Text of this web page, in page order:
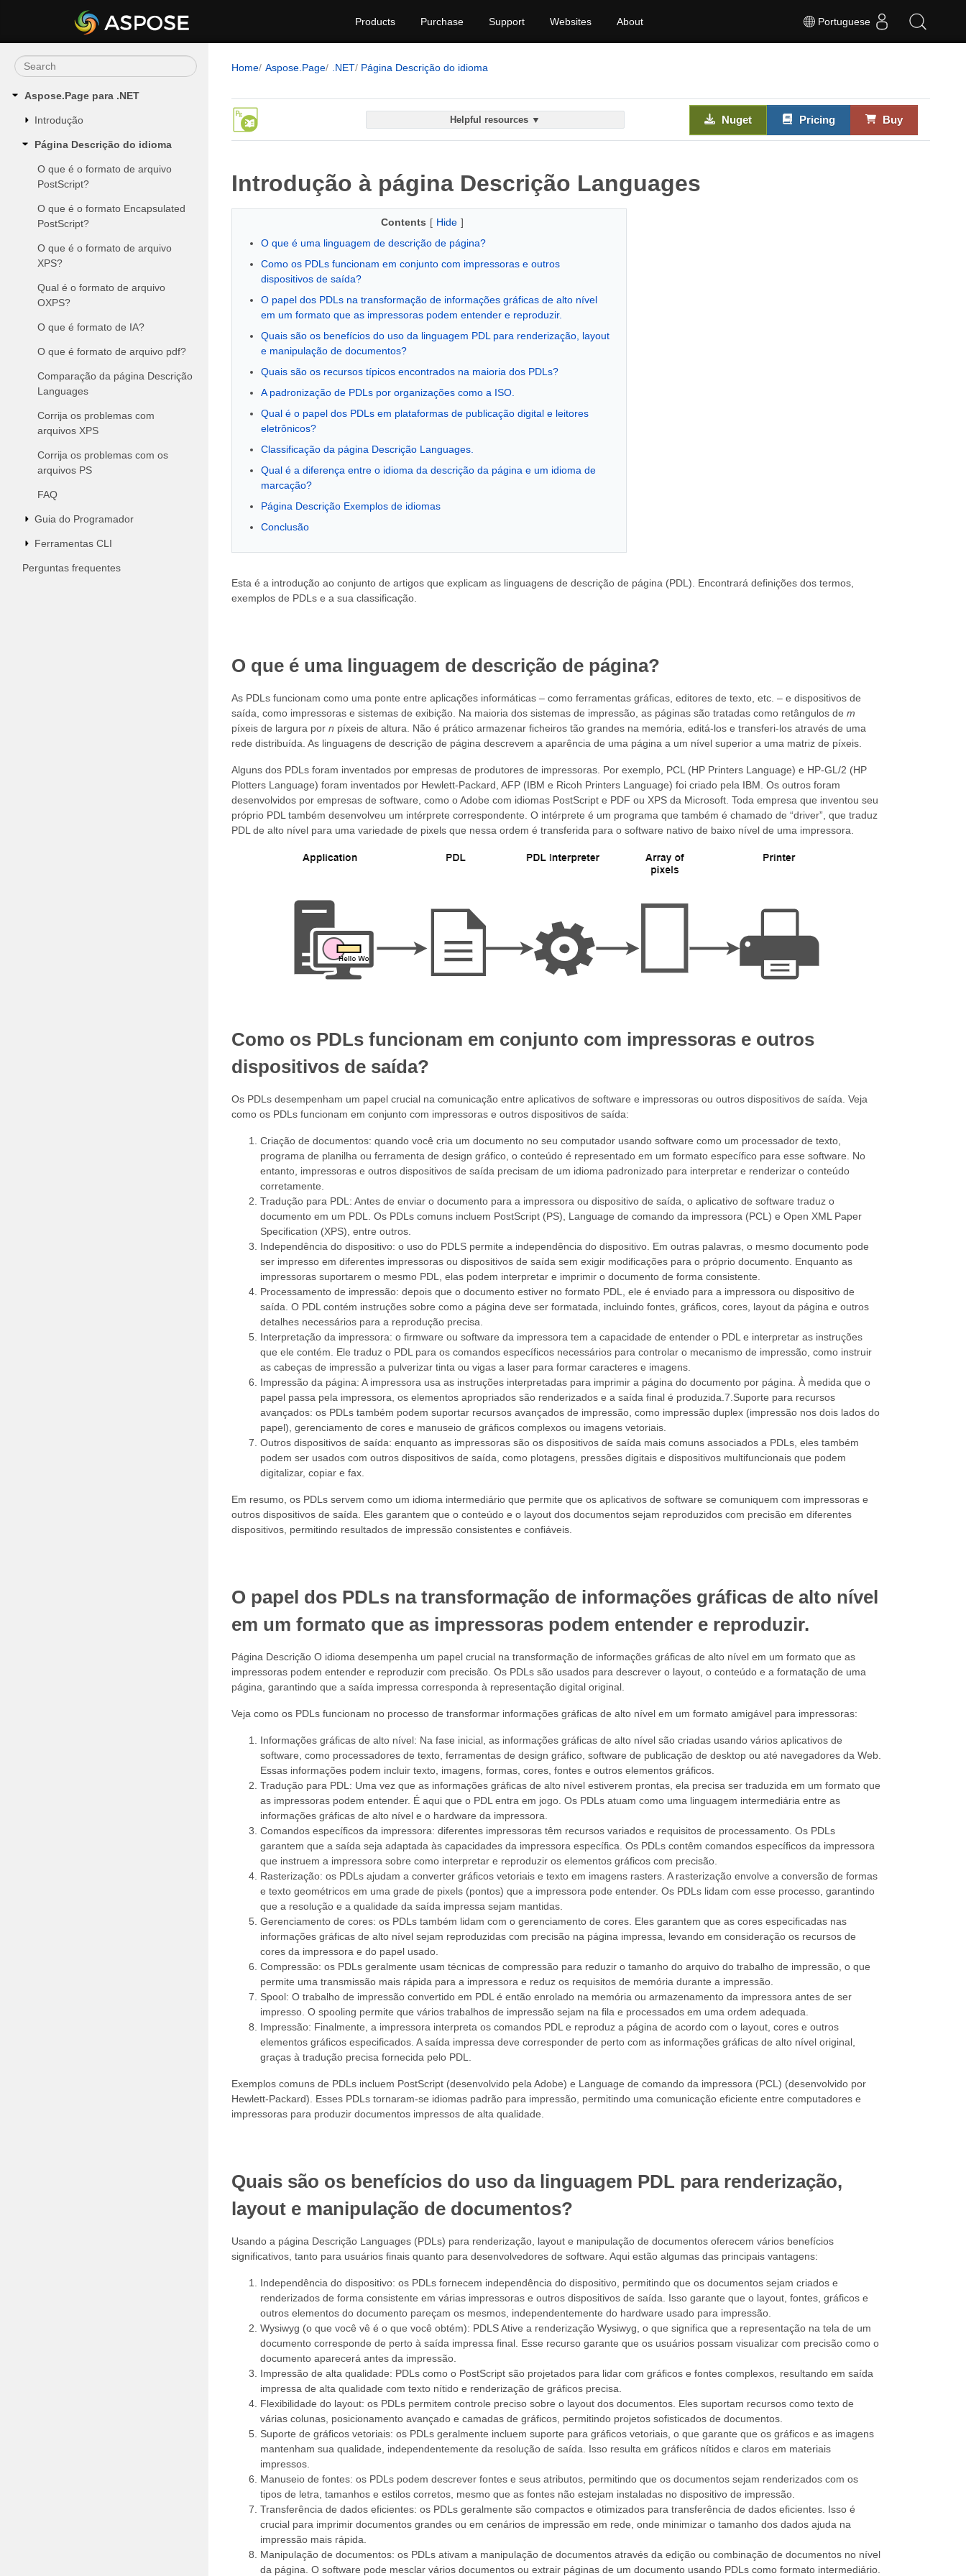
Portuguese
Products Purchase Support Websites About
Aspose.Page para .NET
Introdução
Página Descrição do idioma
O que é o formato de arquivo
PostScript?
O que é o formato Encapsulated
PostScript?
O que é o formato de arquivo
XPS?
Qual é o formato de arquivo
OXPS?
O que é formato de IA?
O que é formato de arquivo pdf?
Comparação da página Descrição
Languages
Corrija os problemas com
arquivos XPS
Corrija os problemas com os
arquivos PS
FAQ
Guia do Programador
Ferramentas CLI
Perguntas frequentes
Home Aspose.Page .NET Página Descrição do idioma
Helpful resources ▼ Nuget Pricing Buy
Introdução à página Descrição Languages
Contents [ Hide ]
O que é uma linguagem de descrição de página?
Como os PDLs funcionam em conjunto com impressoras e outros
dispositivos de saída?
O papel dos PDLs na transformação de informações gráficas de alto nível
em um formato que as impressoras podem entender e reproduzir.
Quais são os benefícios do uso da linguagem PDL para renderização, layout
e manipulação de documentos?
Quais são os recursos típicos encontrados na maioria dos PDLs?
A padronização de PDLs por organizações como a ISO.
Qual é o papel dos PDLs em plataformas de publicação digital e leitores
eletrônicos?
Classificação da página Descrição Languages.
Qual é a diferença entre o idioma da descrição da página e um idioma de
marcação?
Página Descrição Exemplos de idiomas
Conclusão
Esta é a introdução ao conjunto de artigos que explicam as linguagens de descrição de página (PDL). Encontrará definições dos termos,
exemplos de PDLs e a sua classificação.
O que é uma linguagem de descrição de página?
As PDLs funcionam como uma ponte entre aplicações informáticas – como ferramentas gráficas, editores de texto, etc. – e dispositivos de
saída, como impressoras e sistemas de exibição. Na maioria dos sistemas de impressão, as páginas são tratadas como retângulos de m
píxeis de largura por n píxeis de altura. Não é prático armazenar ficheiros tão grandes na memória, editá‑los e transferi‑los através de uma
rede distribuída. As linguagens de descrição de página descrevem a aparência de uma página a um nível superior a uma matriz de píxeis.
Alguns dos PDLs foram inventados por empresas de produtores de impressoras. Por exemplo, PCL (HP Printers Language) e HP-GL/2 (HP
Plotters Language) foram inventados por Hewlett-Packard, AFP (IBM e Ricoh Printers Language) foi criado pela IBM. Os outros foram
desenvolvidos por empresas de software, como o Adobe com idiomas PostScript e PDF ou XPS da Microsoft. Toda empresa que inventou seu
próprio PDL também desenvolveu um intérprete correspondente. O intérprete é um programa que também é chamado de “driver”, que traduz
PDL de alto nível para uma variedade de pixels que nessa ordem é transferida para o software nativo de baixo nível de uma impressora.
Como os PDLs funcionam em conjunto com impressoras e outros
dispositivos de saída?
Os PDLs desempenham um papel crucial na comunicação entre aplicativos de software e impressoras ou outros dispositivos de saída. Veja
como os PDLs funcionam em conjunto com impressoras e outros dispositivos de saída:
Criação de documentos: quando você cria um documento no seu computador usando software como um processador de texto,
programa de planilha ou ferramenta de design gráfico, o conteúdo é representado em um formato específico para esse software. No
entanto, impressoras e outros dispositivos de saída precisam de um idioma padronizado para interpretar e renderizar o conteúdo
corretamente.
Tradução para PDL: Antes de enviar o documento para a impressora ou dispositivo de saída, o aplicativo de software traduz o
documento em um PDL. Os PDLs comuns incluem PostScript (PS), Language de comando da impressora (PCL) e Open XML Paper
Specification (XPS), entre outros.
Independência do dispositivo: o uso do PDLS permite a independência do dispositivo. Em outras palavras, o mesmo documento pode
ser impresso em diferentes impressoras ou dispositivos de saída sem exigir modificações para o próprio documento. Enquanto as
impressoras suportarem o mesmo PDL, elas podem interpretar e imprimir o documento de forma consistente.
Processamento de impressão: depois que o documento estiver no formato PDL, ele é enviado para a impressora ou dispositivo de
saída. O PDL contém instruções sobre como a página deve ser formatada, incluindo fontes, gráficos, cores, layout da página e outros
detalhes necessários para a reprodução precisa.
Interpretação da impressora: o firmware ou software da impressora tem a capacidade de entender o PDL e interpretar as instruções
que ele contém. Ele traduz o PDL para os comandos específicos necessários para controlar o mecanismo de impressão, como instruir
as cabeças de impressão a pulverizar tinta ou vigas a laser para formar caracteres e imagens.
Impressão da página: A impressora usa as instruções interpretadas para imprimir a página do documento por página. À medida que o
papel passa pela impressora, os elementos apropriados são renderizados e a saída final é produzida.7.Suporte para recursos
avançados: os PDLs também podem suportar recursos avançados de impressão, como impressão duplex (impressão nos dois lados do
papel), gerenciamento de cores e manuseio de gráficos complexos ou imagens vetoriais.
Outros dispositivos de saída: enquanto as impressoras são os dispositivos de saída mais comuns associados a PDLs, eles também
podem ser usados ​​com outros dispositivos de saída, como plotagens, pressões digitais e dispositivos multifuncionais que podem
digitalizar, copiar e fax.
Em resumo, os PDLs servem como um idioma intermediário que permite que os aplicativos de software se comuniquem com impressoras e
outros dispositivos de saída. Eles garantem que o conteúdo e o layout dos documentos sejam reproduzidos com precisão em diferentes
dispositivos, permitindo resultados de impressão consistentes e confiáveis.
O papel dos PDLs na transformação de informações gráficas de alto nível
em um formato que as impressoras podem entender e reproduzir.
Página Descrição O idioma desempenha um papel crucial na transformação de informações gráficas de alto nível em um formato que as
impressoras podem entender e reproduzir com precisão. Os PDLs são usados ​​para descrever o layout, o conteúdo e a formatação de uma
página, garantindo que a saída impressa corresponda à representação digital original.
Veja como os PDLs funcionam no processo de transformar informações gráficas de alto nível em um formato amigável para impressoras:
Informações gráficas de alto nível: Na fase inicial, as informações gráficas de alto nível são criadas usando vários aplicativos de
software, como processadores de texto, ferramentas de design gráfico, software de publicação de desktop ou até navegadores da Web.
Essas informações podem incluir texto, imagens, formas, cores, fontes e outros elementos gráficos.
Tradução para PDL: Uma vez que as informações gráficas de alto nível estiverem prontas, ela precisa ser traduzida em um formato que
as impressoras podem entender. É aqui que o PDL entra em jogo. Os PDLs atuam como uma linguagem intermediária entre as
informações gráficas de alto nível e o hardware da impressora.
Comandos específicos da impressora: diferentes impressoras têm recursos variados e requisitos de processamento. Os PDLs
garantem que a saída seja adaptada às capacidades da impressora específica. Os PDLs contêm comandos específicos da impressora
que instruem a impressora sobre como interpretar e reproduzir os elementos gráficos com precisão.
Rasterização: os PDLs ajudam a converter gráficos vetoriais e texto em imagens rasters. A rasterização envolve a conversão de formas
e texto geométricos em uma grade de pixels (pontos) que a impressora pode entender. Os PDLs lidam com esse processo, garantindo
que a resolução e a qualidade da saída impressa sejam mantidas.
Gerenciamento de cores: os PDLs também lidam com o gerenciamento de cores. Eles garantem que as cores especificadas nas
informações gráficas de alto nível sejam reproduzidas com precisão na página impressa, levando em consideração os recursos de
cores da impressora e do papel usado.
Compressão: os PDLs geralmente usam técnicas de compressão para reduzir o tamanho do arquivo do trabalho de impressão, o que
permite uma transmissão mais rápida para a impressora e reduz os requisitos de memória durante a impressão.
Spool: O trabalho de impressão convertido em PDL é então enrolado na memória ou armazenamento da impressora antes de ser
impresso. O spooling permite que vários trabalhos de impressão sejam na fila e processados ​​em uma ordem adequada.
Impressão: Finalmente, a impressora interpreta os comandos PDL e reproduz a página de acordo com o layout, cores e outros
elementos gráficos especificados. A saída impressa deve corresponder de perto com as informações gráficas de alto nível original,
graças à tradução precisa fornecida pelo PDL.
Exemplos comuns de PDLs incluem PostScript (desenvolvido pela Adobe) e Language de comando da impressora (PCL) (desenvolvido por
Hewlett-Packard). Esses PDLs tornaram-se idiomas padrão para impressão, permitindo uma comunicação eficiente entre computadores e
impressoras para produzir documentos impressos de alta qualidade.
Quais são os benefícios do uso da linguagem PDL para renderização,
layout e manipulação de documentos?
Usando a página Descrição Languages ​​(PDLs) para renderização, layout e manipulação de documentos oferecem vários benefícios
significativos, tanto para usuários finais quanto para desenvolvedores de software. Aqui estão algumas das principais vantagens:
Independência do dispositivo: os PDLs fornecem independência do dispositivo, permitindo que os documentos sejam criados e
renderizados de forma consistente em várias impressoras e outros dispositivos de saída. Isso garante que o layout, fontes, gráficos e
outros elementos do documento pareçam os mesmos, independentemente do hardware usado para impressão.
Wysiwyg (o que você vê é o que você obtém): PDLS Ative a renderização Wysiwyg, o que significa que a representação na tela de um
documento corresponde de perto à saída impressa final. Esse recurso garante que os usuários possam visualizar com precisão como o
documento aparecerá antes da impressão.
Impressão de alta qualidade: PDLs como o PostScript são projetados para lidar com gráficos e fontes complexos, resultando em saída
impressa de alta qualidade com texto nítido e renderização de gráficos precisa.
Flexibilidade do layout: os PDLs permitem controle preciso sobre o layout dos documentos. Eles suportam recursos como texto de
várias colunas, posicionamento avançado e camadas de gráficos, permitindo projetos sofisticados de documentos.
Suporte de gráficos vetoriais: os PDLs geralmente incluem suporte para gráficos vetoriais, o que garante que os gráficos e as imagens
mantenham sua qualidade, independentemente da resolução de saída. Isso resulta em gráficos nítidos e claros em materiais
impressos.
Manuseio de fontes: os PDLs podem descrever fontes e seus atributos, permitindo que os documentos sejam renderizados com os
tipos de letra, tamanhos e estilos corretos, mesmo que as fontes não estejam instaladas no dispositivo de impressão.
Transferência de dados eficientes: os PDLs geralmente são compactos e otimizados para transferência de dados eficientes. Isso é
crucial para imprimir documentos grandes ou em cenários de impressão em rede, onde minimizar o tamanho dos dados ajuda na
impressão mais rápida.
Manipulação de documentos: os PDLs ativam a manipulação de documentos através da edição ou combinação de documentos no nível
da página. O software pode mesclar vários documentos ou extrair páginas de um documento usando PDLs como formato intermediário.